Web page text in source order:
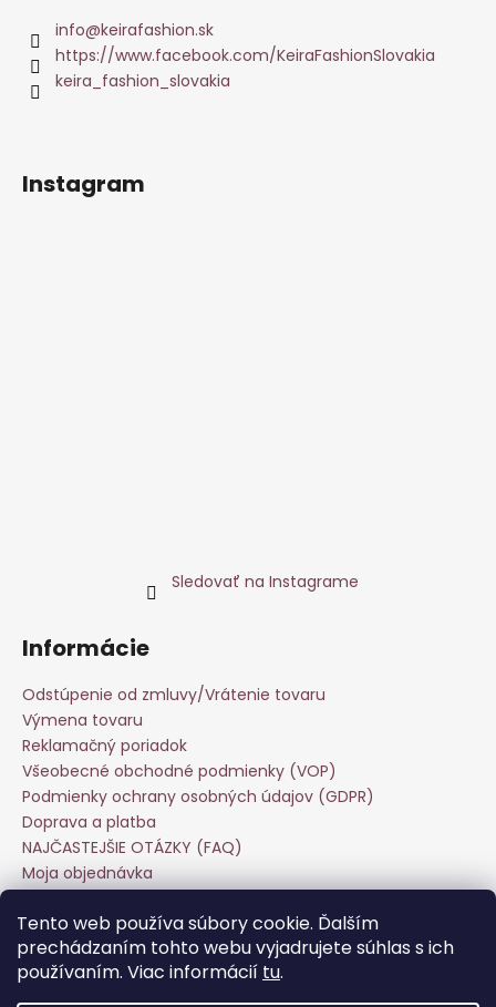
Tento web používa súbory cookie. Ďalším
prechádzaním tohto webu vyjadrujete súhlas s ich
používaním. Viac informácií tu.
info@keirafashion.sk
https://www.facebook.com/KeiraFashionSlovakia
keira_fashion_slovakia
Instagram
Sledovať na Instagrame
Informácie
Odstúpenie od zmluvy/Vrátenie tovaru
Výmena tovaru
Reklamačný poriadok
Všeobecné obchodné podmienky (VOP)
Podmienky ochrany osobných údajov (GDPR)
Doprava a platba
NAJČASTEJŠIE OTÁZKY (FAQ)
Moja objednávka
Veľkoobchod
Hodnotenie obchodu
Kontakt